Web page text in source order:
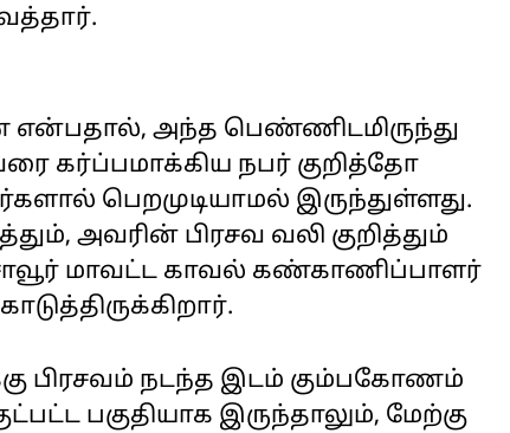
அந்த பெண்ணிடமிருந்து
கர்ப்பமாக்கிய நபர் குறித்தோ
பெறமுடியாமல் இருந்துள்ளது.
அவரின் பிரசவ வலி குறித்தும்
மாவட்ட காவல் கண்காணிப்பாளர்
பிரசவம் நடந்த இடம் கும்பகோணம்
பகுதியாக இருந்தாலும், மேற்கு